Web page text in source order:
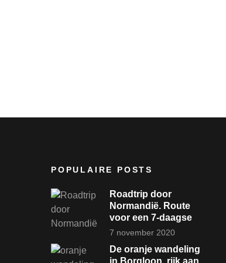
POPULAIRE POSTS
Roadtrip door
Normandië. Route
voor een 7-daagse
7 november 2020
De oranje wandeling